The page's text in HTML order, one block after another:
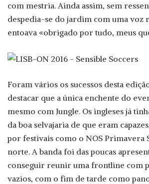
com mestria. Ainda assim, sem
despedia-se do jardim com uma voz
entoava «obrigado por tudo, meus
Foram vários os sucessos desta
destacar que a única enchente do
mesmo com Jungle. Os ingleses já
da boa selvajaria de que eram
por festivais como o NOS Primavera
norte. A banda foi das poucas
conseguir reunir uma frontline com
vazios, com o fim de tarde como